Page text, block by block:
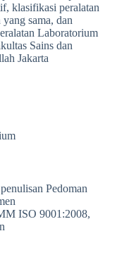
klasifikasi peralatan
sama, dan
Laboratorium
Sains dan
Jakarta
Pedoman
ISO 9001:2008,